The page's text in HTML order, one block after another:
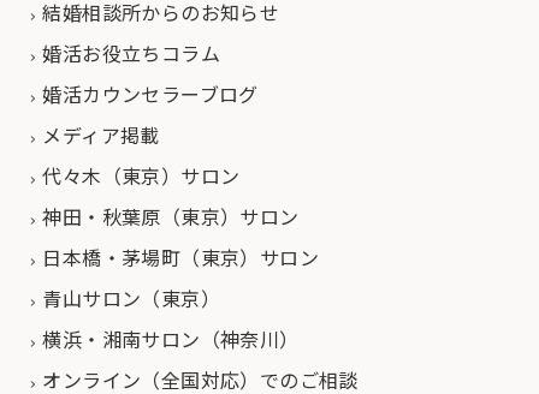
結婚相談所からのお知らせ
婚活お役立ちコラム
婚活カウンセラーブログ
メディア掲載
代々木（東京）サロン
神田・秋葉原（東京）サロン
日本橋・茅場町（東京）サロン
青山サロン（東京）
横浜・湘南サロン（神奈川）
オンライン（全国対応）でのご相談